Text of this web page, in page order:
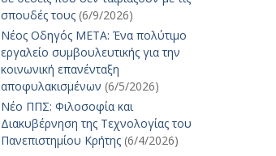
σπουδές τους (6/9/2026)
Νέος Οδηγός ΜΕΤΑ: Ένα πολύτιμο
εργαλείο συμβουλευτικής για την
κοινωνική επανένταξη
αποφυλακισμένων (6/5/2026)
Νέο ΠΠΣ: Φιλοσοφία και
Διακυβέρνηση της Τεχνολογίας του
Πανεπιστημίου Κρήτης (6/4/2026)